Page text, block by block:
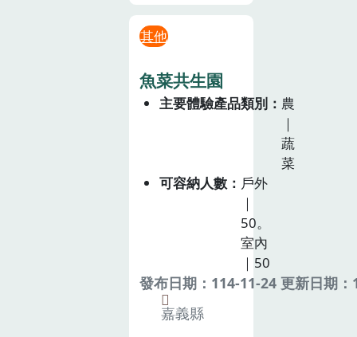
其他
魚菜共生園
主要體驗產品類別
農
｜
蔬
菜
可容納人數
戶外
｜
50。
室內
｜50
發布日期：114-11-24 更新日期
嘉義縣